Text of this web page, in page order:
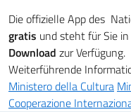
Die offizielle App des
gratis und steht für Sie
Download zur Verfügung.
Weiterführende
Ministero della Cultura
Cooperazione